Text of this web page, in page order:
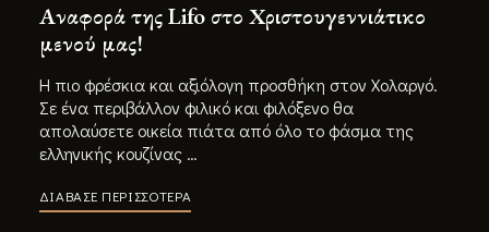
Αναφορά της Lifo στο Χριστουγεννιάτικο
μενού μας!
H πιο φρέσκια και αξιόλογη προσθήκη στον Χολαργό.
Σε ένα περιβάλλον φιλικό και φιλόξενο θα
απολαύσετε οικεία πιάτα από όλο το φάσμα της
ελληνικής κουζίνας …
ΔΙΑΒΑΣΕ ΠΕΡΙΣΣΟΤΕΡΑ